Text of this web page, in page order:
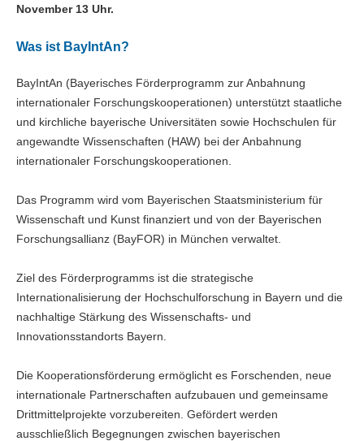
November 13 Uhr.
Was ist BayIntAn?
BayIntAn (Bayerisches Förderprogramm zur Anbahnung
internationaler Forschungskooperationen) unterstützt staatliche
und kirchliche bayerische Universitäten sowie Hochschulen für
angewandte Wissenschaften (HAW) bei der Anbahnung
internationaler Forschungskooperationen.
Das Programm wird vom Bayerischen Staatsministerium für
Wissenschaft und Kunst finanziert und von der Bayerischen
Forschungsallianz (BayFOR) in München verwaltet.
Ziel des Förderprogramms ist die strategische
Internationalisierung der Hochschulforschung in Bayern und die
nachhaltige Stärkung des Wissenschafts- und
Innovationsstandorts Bayern.
Die Kooperationsförderung ermöglicht es Forschenden, neue
internationale Partnerschaften aufzubauen und gemeinsame
Drittmittelprojekte vorzubereiten. Gefördert werden
ausschließlich Begegnungen zwischen bayerischen